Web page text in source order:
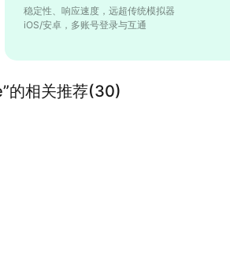
稳定性、响应速度，远超传统模拟器
iOS/安卓，多账号登录与互通
的相关推荐(30)